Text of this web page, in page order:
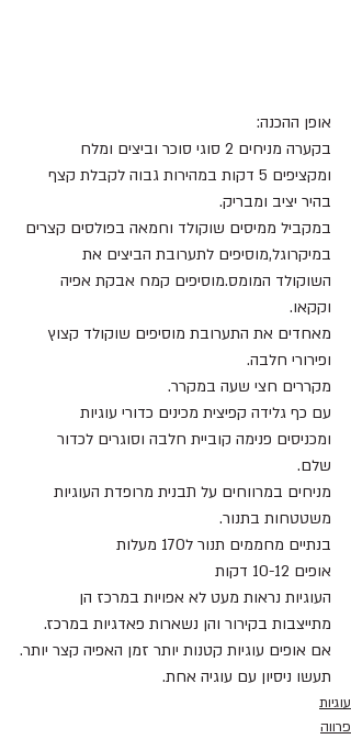
אופן ההכנה:
בקערה מניחים 2 סוגי סוכר וביצים ומלח
ומקציפים 5 דקות במהירות גבוה לקבלת קצף
בהיר יציב ומבריק.
במקביל ממיסים שוקולד וחמאה בפולסים קצרים
במיקרוגל,מוסיפים לתערובת הביצים את
השוקולד המומס.מוסיפים קמח אבקת אפיה
וקקאו.
מאחדים את התערובת מוסיפים שוקולד קצוץ
ופירורי חלבה.
מקררים חצי שעה במקרר.
עם כף גלידה קפיצית מכינים כדורי עוגיות
ומכניסים פנימה קוביית חלבה וסוגרים לכדור
שלם.
מניחים במרווחים על תבנית מרופדת העוגיות
משטטחות בתנור.
בנתיים מחממים תנור ל170 מעלות
אופים 10-12 דקות
העוגיות נראות מעט לא אפויות במרכז הן
מתייצבות בקירור והן נשארות פאדגיות במרכז.
אם אופים עוגיות קטנות יותר זמן האפיה קצר יותר.
תעשו ניסיון עם עוגיה אחת.
עוגיות
פרווה